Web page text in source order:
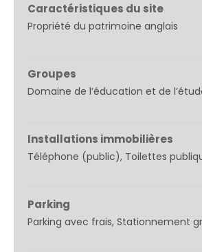
Caractéristiques du site
Propriété du patrimoine anglais
Groupes
Domaine de l’éducation et de
Installations immobilières
Téléphone (public) Toilettes
Parking
Parking avec frais Stationnement